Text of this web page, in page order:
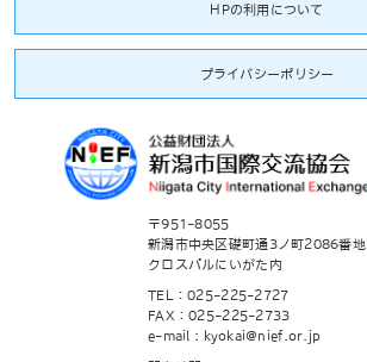
HPの利用について
プライバシーポリシー
〒951-8055
新潟市中央区礎町通3ノ町2086番地
クロスパルにいがた内
TEL：025-225-2727
FAX：025-225-2733
e-mail : kyokai@nief.or.jp